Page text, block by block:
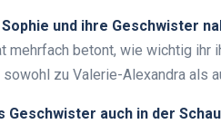
und ihre Geschwister
mehrfach betont, wie wichtig
sowohl zu Valerie-Alexandra als
Geschwister auch in der